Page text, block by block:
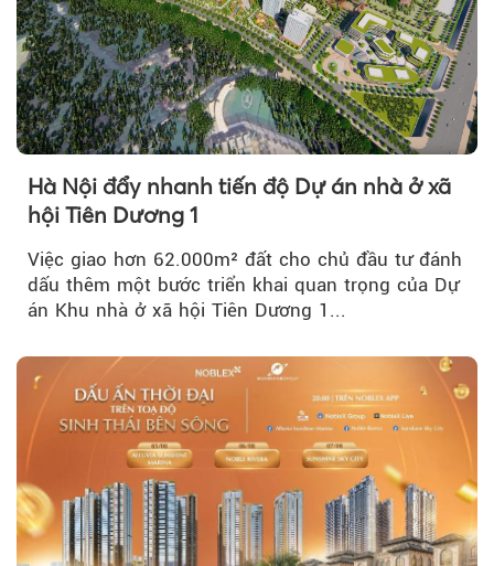
Hà Nội đẩy nhanh tiến độ Dự án nhà ở xã
hội Tiên Dương 1
Việc giao hơn 62.000m² đất cho chủ đầu tư đánh
dấu thêm một bước triển khai quan trọng của Dự
án Khu nhà ở xã hội Tiên Dương 1...